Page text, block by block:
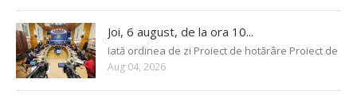
Joi, 6 august, de la ora 10...
Iată ordinea de zi Proiect de hotărâre Proiect de
Aug 04, 2026